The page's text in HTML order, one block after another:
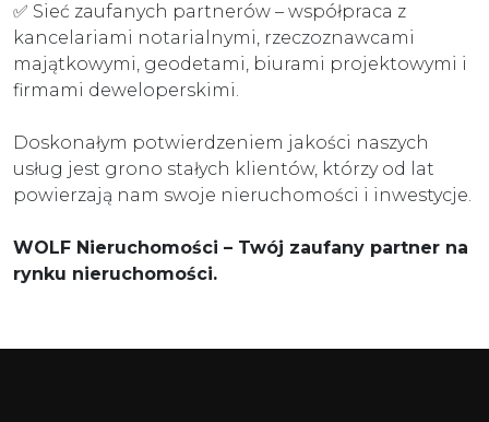
✅ Sieć zaufanych partnerów – współpraca z
kancelariami notarialnymi, rzeczoznawcami
majątkowymi, geodetami, biurami projektowymi i
firmami deweloperskimi.
Doskonałym potwierdzeniem jakości naszych
usług jest grono stałych klientów, którzy od lat
powierzają nam swoje nieruchomości i inwestycje.
WOLF Nieruchomości – Twój zaufany partner na
rynku nieruchomości.